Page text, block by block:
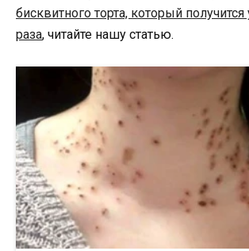
бисквитного торта, который
раза, читайте нашу статью.